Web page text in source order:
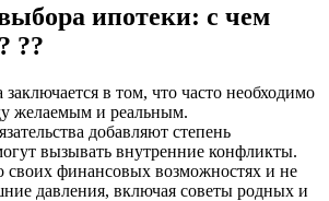
ипотеки: с чем
??
в том, что часто необходимо
желаемым и реальным.
добавляют степень
вызывать внутренние конфликты.
своих финансовых возможностях и не
давления, включая советы родных и